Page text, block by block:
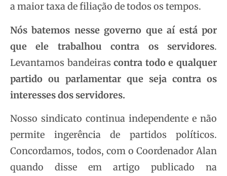
a maior taxa de filiação de todos os tempos.
Nós batemos nesse governo que aí está por
que ele trabalhou contra os servidores.
Levantamos bandeirascontra todo e qualquer
partido ou parlamentar que seja contra os
interesses dos servidores.
Nosso sindicato continua independente e não
permite ingerência de partidos políticos.
Concordamos, todos, com o Coordenador Alan
quando disse em artigo publicado na